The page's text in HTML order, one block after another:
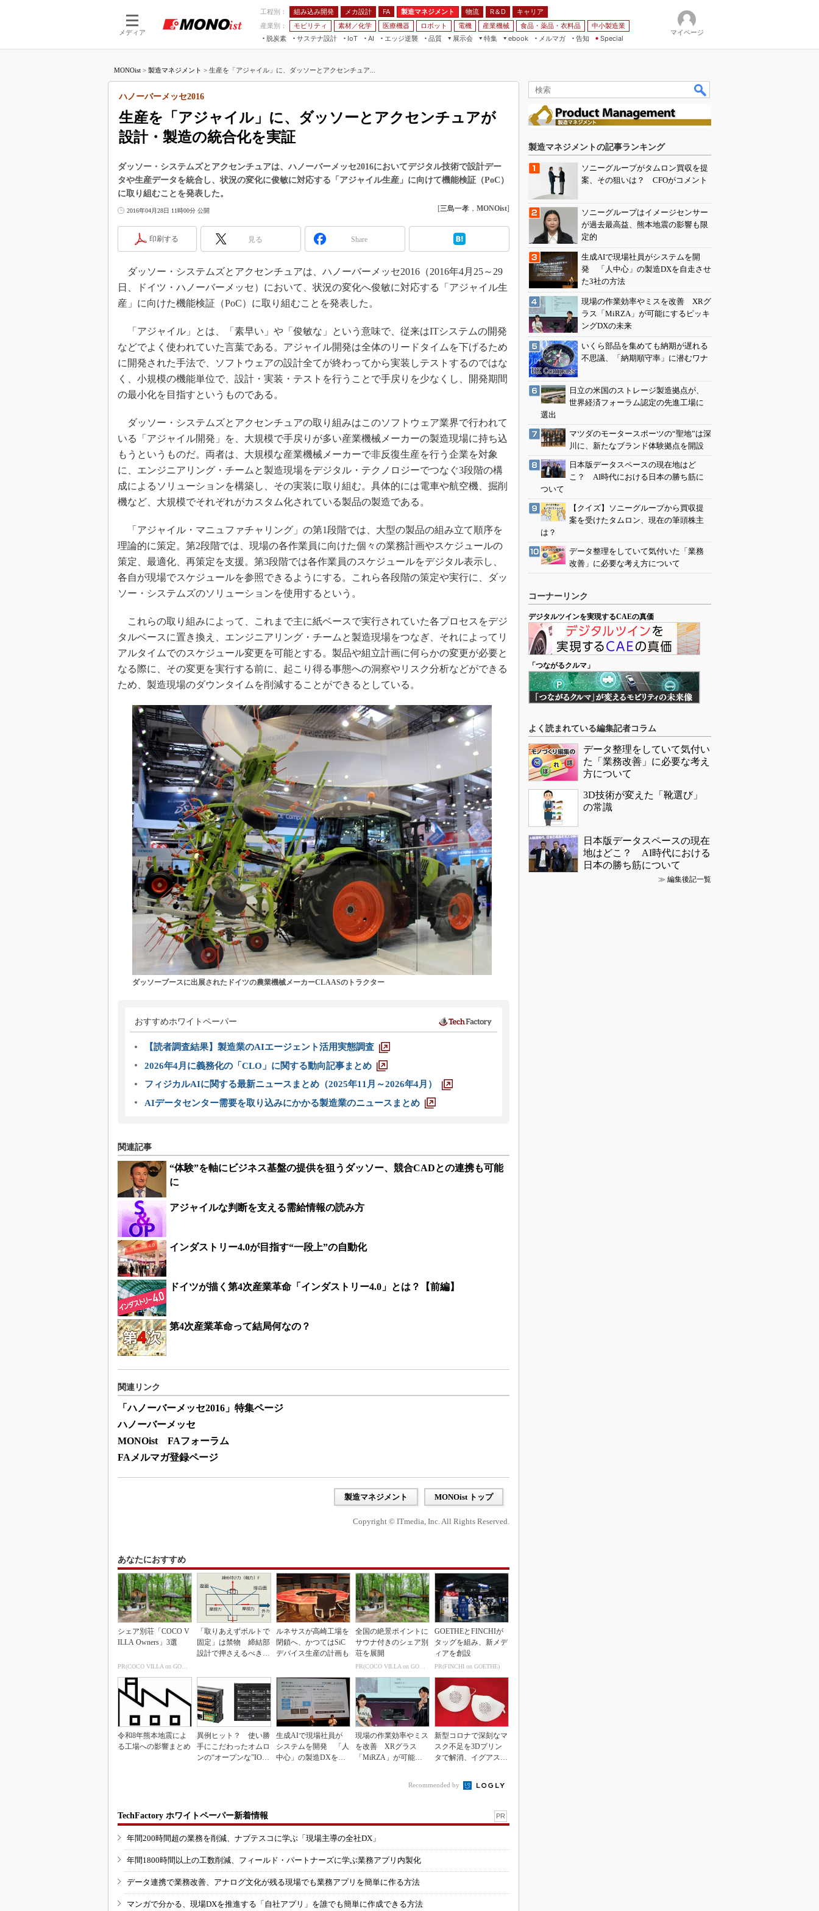
メディア
工程別： 組み込み開発 メカ設計 FA 製造マネジメント 物流 R＆D
キャリア
産業別：
モビリティ 素材／化学 医療機器 ロボット 電機 産業機械 食品・薬品・衣料品
中小製造業
脱炭素
サステナ設計
IoT
つながる工場
AI
AI×設備保全
エッジ逆襲 品質
展示会
JIMTOF
IIFES
TECHNO-FRONTIER
EdgeTech+
AUTOMOTIVE WORLD
産業オープンネット展
特集
つながるクルマ
フィールドサービス
組み込み画像技術
組み込みモデリング
ISO26262
3Dプリンタ
インダストリー4.0
イノベーション
知財マネジメント
グローバル設計・開発
制御セキュリティ
新型コロナへの対応
ebook
メルマガ
告知 Special
マイページ
MONOist > 製造マネジメント > 生産を「アジャイル」に、ダッソーとアクセンチュア...
生産を「アジャイル」に、ダッソーとアクセンチュアが
設計・製造の統合化を実証
ハノーバーメッセ2016
ダッソー・システムズとアクセンチュアは、ハノーバーメッセ2016においてデジタル技術で設計デー
タや生産データを統合し、状況の変化に俊敏に対応する「アジャイル生産」に向けて機能検証（PoC）
に取り組むことを発表した。
2016年04月28日 11時00分 公開 [三島一孝 ， MONOist]
印刷する 見る Share
ダッソー・システムズとアクセンチュアは、ハノーバーメッセ2016（2016年4月25～29
日、ドイツ・ハノーバーメッセ）において、状況の変化へ俊敏に対応する「アジャイル生
産」に向けた機能検証（PoC）に取り組むことを発表した。
「アジャイル」とは、「素早い」や「俊敏な」という意味で、従来はITシステムの開発
などでよく使われていた言葉である。アジャイル開発は全体のリードタイムを下げるため
に開発された手法で、ソフトウェアの設計全てが終わってから実装しテストするのではな
く、小規模の機能単位で、設計・実装・テストを行うことで手戻りを少なくし、開発期間
の最小化を目指すというものである。
ダッソー・システムズとアクセンチュアの取り組みはこのソフトウェア業界で行われて
いる「アジャイル開発」を、大規模で手戻りが多い産業機械メーカーの製造現場に持ち込
もうというものだ。両者は、大規模な産業機械メーカーで非反復生産を行う企業を対象
に、エンジニアリング・チームと製造現場をデジタル・テクノロジーでつなぐ3段階の構
成によるソリューションを構築し、その実装に取り組む。具体的には電車や航空機、掘削
機など、大規模でそれぞれがカスタム化されている製品の製造である。
「アジャイル・マニュファチャリング」の第1段階では、大型の製品の組み立て順序を
理論的に策定。第2段階では、現場の各作業員に向けた個々の業務計画やスケジュールの
策定、最適化、再策定を支援。第3段階では各作業員のスケジュールをデジタル表示し、
各自が現場でスケジュールを参照できるようにする。これら各段階の策定や実行に、ダッ
ソー・システムズのソリューションを使用するという。
これらの取り組みによって、これまで主に紙ベースで実行されていた各プロセスをデジ
タルベースに置き換え、エンジニアリング・チームと製造現場をつなぎ、それによってリ
アルタイムでのスケジュール変更を可能とする。製品や組立計画に何らかの変更が必要と
なる際に、その変更を実行する前に、起こり得る事態への洞察やリスク分析などができる
ため、製造現場のダウンタイムを削減することができるとしている。
ダッソーブースに出展されたドイツの農業機械メーカーCLAASのトラクター
おすすめホワイトペーパー
【読者調査結果】製造業のAIエージェント活用実態調査
2026年4月に義務化の「CLO」に関する動向記事まとめ
フィジカルAIに関する最新ニュースまとめ（2025年11月～2026年4月）
AIデータセンター需要を取り込みにかかる製造業のニュースまとめ
関連記事
“体験”を軸にビジネス基盤の提供を狙うダッソー、競合CADとの連携も可能
に
アジャイルな判断を支える需給情報の読み方
インダストリー4.0が目指す“一段上”の自動化
ドイツが描く第4次産業革命「インダストリー4.0」とは？【前編】
第4次産業革命って結局何なの？
関連リンク
「ハノーバーメッセ2016」特集ページ
ハノーバーメッセ
MONOist FAフォーラム
FAメルマガ登録ページ
製造マネジメント MONOist トップ
Copyright © ITmedia, Inc. All Rights Reserved.
あなたにおすすめ
シェア別荘「COCO V
ILLA Owners」3選
PR(COCO VILLA on GOETHE)
「取りあえずボルトで
固定」は禁物 締結部
設計で押さえるべき基
ルネサスが高崎工場を
閉鎖へ、かつてはSiC
デバイス生産の計画も
全国の絶景ポイントに
サウナ付きのシェア別
荘を展開
PR(COCO VILLA on GOETHE)
GOETHEとFINCHIが
タッグを組み、新メデ
ィアを創設
PR(FINCHI on GOETHE)
令和8年熊本地震によ
る工場への影響まとめ
異例ヒット？ 使い勝
手にこだわったオムロ
ンの“オープンな”IO-L
生成AIで現場社員が
システムを開発 「人
中心」の製造DXを自
現場の作業効率やミス
を改善 XRグラス
「MiRZA」が可能に
新型コロナで深刻なマ
スク不足を3Dプリン
タで解消、イグアスが
Recommended by
TechFactory ホワイトペーパー新着情報 PR
年間200時間超の業務を削減、ナブテスコに学ぶ「現場主導の全社DX」
年間1800時間以上の工数削減、フィールド・パートナーズに学ぶ業務アプリ内製化
データ連携で業務改善、アナログ文化が残る現場でも業務アプリを簡単に作る方法
マンガで分かる、現場DXを推進する「自社アプリ」を誰でも簡単に作成できる方法
製造マネジメントの記事ランキング
ソニーグループがタムロン買収を提
案、その狙いは？ CFOがコメント
ソニーグループはイメージセンサー
が過去最高益、熊本地震の影響も限
定的
生成AIで現場社員がシステムを開
発 「人中心」の製造DXを自走させ
た3社の方法
現場の作業効率やミスを改善 XRグ
ラス「MiRZA」が可能にするピッキ
ングDXの未来
いくら部品を集めても納期が遅れる
不思議、「納期順守率」に潜むワナ
日立の米国のストレージ製造拠点が、
世界経済フォーラム認定の先進工場に
選出
マツダのモータースポーツの“聖地”は深
川に、新たなブランド体験拠点を開設
日本版データスペースの現在地はど
こ？ AI時代における日本の勝ち筋に
ついて
【クイズ】ソニーグループから買収提
案を受けたタムロン、現在の筆頭株主
は？
データ整理をしていて気付いた「業務
改善」に必要な考え方について
コーナーリンク
デジタルツインを実現するCAEの真価
「つながるクルマ」
よく読まれている編集記者コラム
データ整理をしていて気付い
た「業務改善」に必要な考え
方について
3D技術が変えた「靴選び」
の常識
日本版データスペースの現在
地はどこ？ AI時代における
日本の勝ち筋について
≫ 編集後記一覧